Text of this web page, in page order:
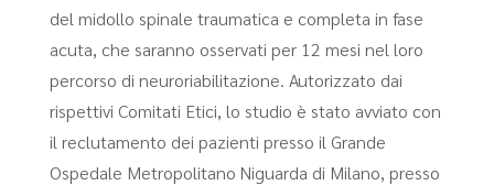
del midollo spinale traumatica e completa in fase
acuta, che saranno osservati per 12 mesi nel loro
percorso di neuroriabilitazione. Autorizzato dai
rispettivi Comitati Etici, lo studio è stato avviato con
il reclutamento dei pazienti presso il Grande
Ospedale Metropolitano Niguarda di Milano, presso